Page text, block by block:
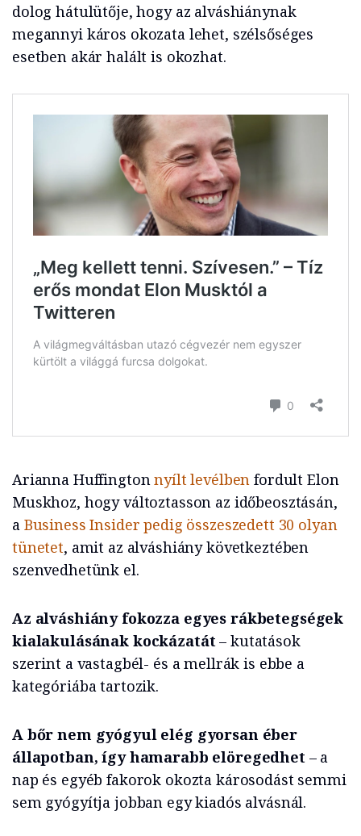
dolog hátulütője, hogy az alváshiánynak
megannyi káros okozata lehet, szélsőséges
esetben akár halált is okozhat.
Arianna Huffingtonnyílt levélben fordult Elon
Muskhoz, hogy változtasson az időbeosztásán,
a Business Insider pedig összeszedett 30 olyan
tünetet, amit az alváshiány következtében
szenvedhetünk el.
Az alváshiány fokozza egyes rákbetegségek
kialakulásának kockázatát– kutatások
szerint a vastagbél- és a mellrák is ebbe a
kategóriába tartozik.
A bőr nem gyógyul elég gyorsan éber
állapotban, így hamarabb elöregedhet– a
nap és egyéb fakorok okozta károsodást semmi
sem gyógyítja jobban egy kiadós alvásnál.